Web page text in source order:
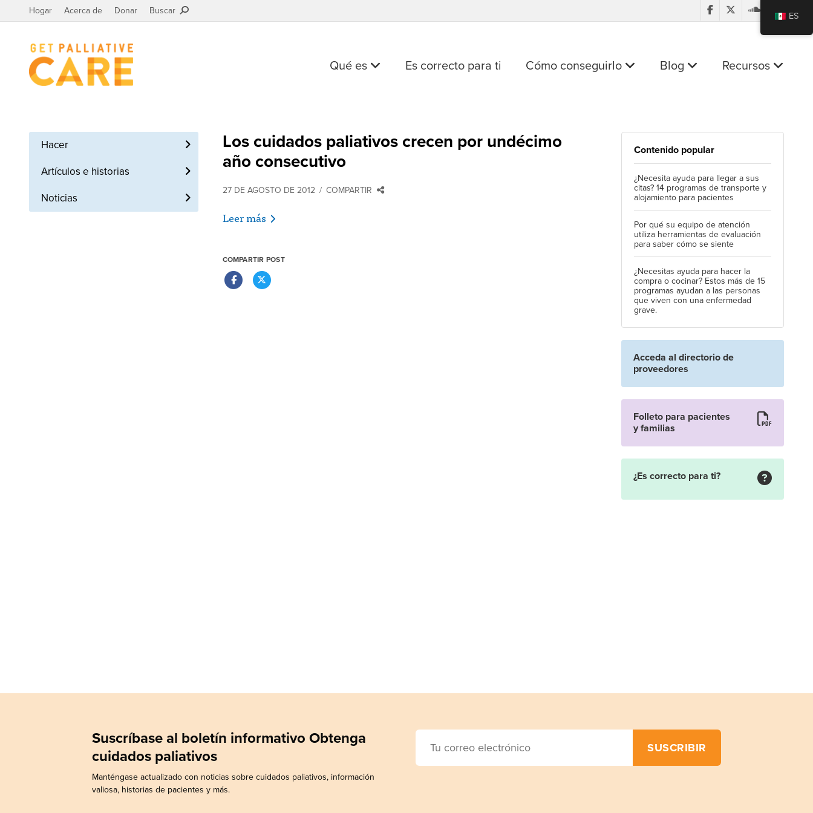
Hogar Acerca de Donar Buscar
Qué es Es correcto para ti Cómo conseguirlo Blog Recursos
Hacer
Artículos e historias
Noticias
Los cuidados paliativos crecen por undécimo
año consecutivo
27 DE AGOSTO DE 2012 COMPARTIR
Leer más
COMPARTIR POST
Contenido popular
¿Necesita ayuda para llegar a sus
citas? 14 programas de transporte y
alojamiento para pacientes
Por qué su equipo de atención
utiliza herramientas de evaluación
para saber cómo se siente
¿Necesitas ayuda para hacer la
compra o cocinar? Estos más de 15
programas ayudan a las personas
que viven con una enfermedad
grave.
Acceda al directorio de
proveedores
Folleto para pacientes
y familias
¿Es correcto para ti?
Suscríbase al boletín informativo Obtenga
cuidados paliativos
Manténgase actualizado con noticias sobre cuidados paliativos, información
valiosa, historias de pacientes y más.
ES